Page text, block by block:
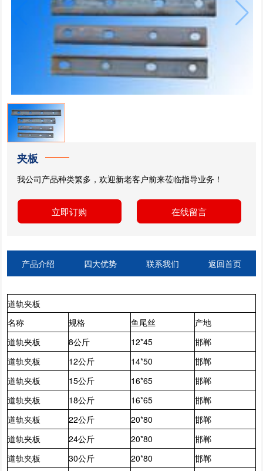
夹板
我公司产品种类繁多，欢迎新老客户前来莅临指导业务！
立即订购 在线留言
产品介绍 四大优势 联系我们 返回首页
道轨夹板
名称
规格 鱼尾丝
产地
道轨夹板
8公斤 12*45
邯郸
道轨夹板
12公斤 14*50
邯郸
道轨夹板
15公斤 16*65
邯郸
道轨夹板
18公斤 16*65
邯郸
道轨夹板
22公斤 20*80
邯郸
道轨夹板
24公斤 20*80
邯郸
道轨夹板
30公斤 20*80
邯郸